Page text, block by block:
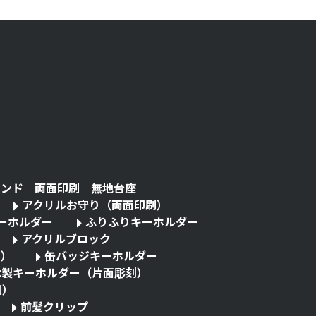
ンド 両面印刷 無地台座
アクリルお守り（両面印刷）
ホルダー
ふりふりキーホルダー
アクリルブロック
缶バッジキーホルダー
キーホルダー（片面彫刻）
前髪クリップ